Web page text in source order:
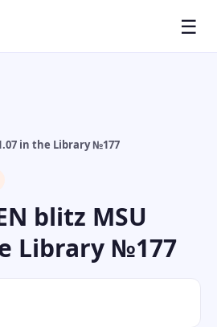
☰
in the Library №177
blitz MSU
Library №177